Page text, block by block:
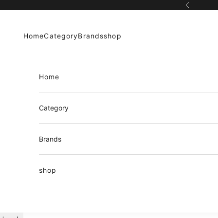
前へ
HomeCategoryBrandsshop
Home
Category
Brands
shop